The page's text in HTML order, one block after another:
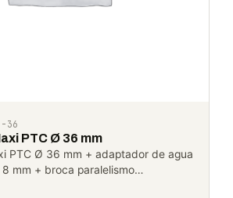
36
PTC Ø 36 mm
PTC Ø 36 mm + adaptador de agua
mm + broca paralelismo…